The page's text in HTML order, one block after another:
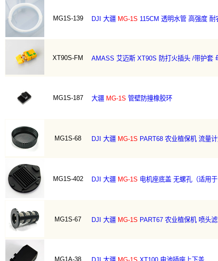
MG1S-139 DJI 大疆 MG-1S 115CM 透明水管 高强度 耐
XT90S-FM AMASS 艾迈斯 XT90S 防打火插头 /带护套
MG1S-187 大疆 MG-1S 管壁防撞橡胶环
MG1S-68 DJI 大疆 MG-1S PART68 农业植保机 流量
MG1S-402 DJI 大疆 MG-1S 电机座底盖 无螺孔（适用于
MG1S-67 DJI 大疆 MG-1S PART67 农业植保机 喷头
MG1A-38